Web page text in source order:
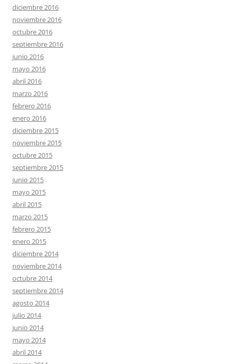
diciembre 2016
noviembre 2016
octubre 2016
septiembre 2016
junio 2016
mayo 2016
abril 2016
marzo 2016
febrero 2016
enero 2016
diciembre 2015
noviembre 2015
octubre 2015
septiembre 2015
junio 2015
mayo 2015
abril 2015
marzo 2015
febrero 2015
enero 2015
diciembre 2014
noviembre 2014
octubre 2014
septiembre 2014
agosto 2014
julio 2014
junio 2014
mayo 2014
abril 2014